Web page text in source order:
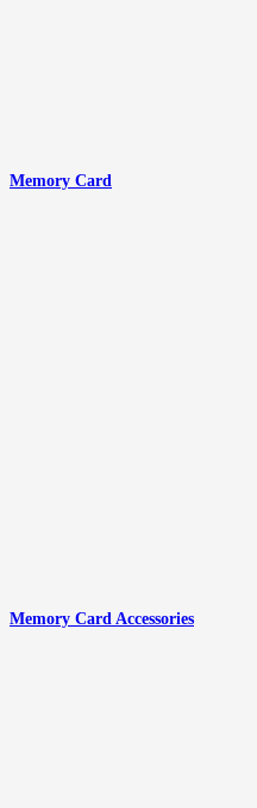
Memory Card
Memory Card Accessories